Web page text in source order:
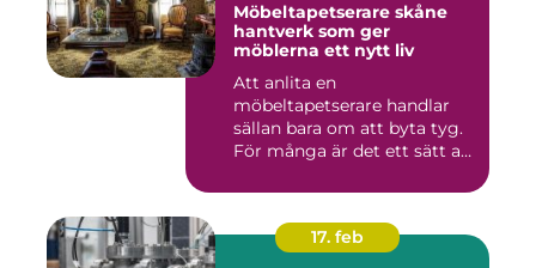
Möbeltapetserare skåne
hantverk som ger
möblerna ett nytt liv
Att anlita en
möbeltapetserare handlar
sällan bara om att byta tyg.
För många är det ett sätt att
17. feb